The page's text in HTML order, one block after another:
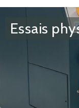
Essais